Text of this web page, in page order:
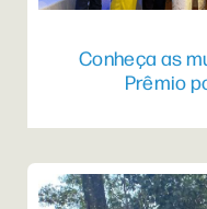
Conheça as
Prêmio